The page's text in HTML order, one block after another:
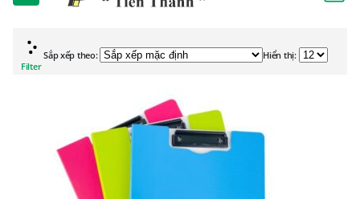
Filter
Sắp xếp theo: Hiển thị: